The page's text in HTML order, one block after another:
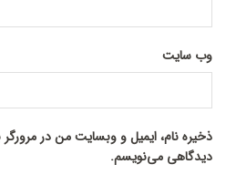
وب‌ سایت
ذخیره نام، ایمیل و وبسایت من در مرورگر
دیدگاهی می‌نویسم.